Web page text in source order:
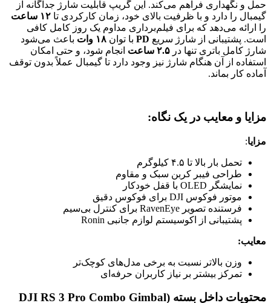
حمل و نگهداری فراهم می‌کند. این گریپ قابلیت شارژ جداگانه از
گیمبال را دارد و با ظرفیت بالای خود، زمان کارکردی تا ۱۲ ساعت
را ارائه می‌دهد که برای فیلم‌برداری مداوم یک روز کامل کافی
است. پشتیبانی از شارژ سریع PD با توان ۱۸ وات
باعث می‌شود
شارژ کامل باتری تنها در ۲.۵ ساعت
انجام شود، و حتی امکان
استفاده از آن هنگام شارژ نیز وجود دارد تا گیمبال عملاً بدون توقف
آماده کار بماند.
مزایا و معایب در یک نگاه:
مزایا:
تحمل بار بالا تا ۴.۵ کیلوگرم
طراحی فیبر کربن سبک و مقاوم
نمایشگر OLED با قفل خودکار
موتور فوکوس DJI برای فوکوس دقیق
فرستنده تصویر RavenEye برای کنترل بی‌سیم
پشتیبانی از اکوسیستم لوازم جانبی Ronin
معایب:
وزن بالاتر نسبت به برخی مدل‌های کوچک‌تر
تمرکز بیشتر بر نیاز کاربران حرفه‌ای
محتویات داخل بسته (DJI RS 3 Pro Combo Gimbal